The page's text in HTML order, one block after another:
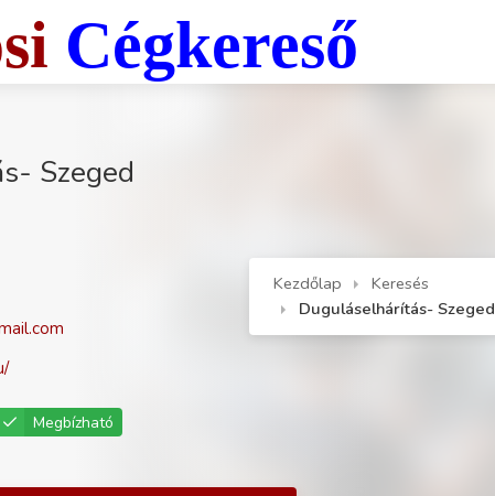
Cégkereső
Szeged
Megbízható
Kezdőlap
Keresés
Duguláselhárítás- Szeged